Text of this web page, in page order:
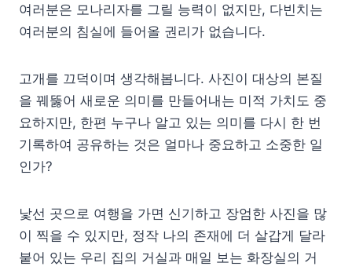
여러분은 모나리자를 그릴 능력이 없지만, 다빈치는
여러분의 침실에 들어올 권리가 없습니다.
고개를 끄덕이며 생각해봅니다. 사진이 대상의 본질
을 꿰뚫어 새로운 의미를 만들어내는 미적 가치도 중
요하지만, 한편 누구나 알고 있는 의미를 다시 한 번
기록하여 공유하는 것은 얼마나 중요하고 소중한 일
인가?
낯선 곳으로 여행을 가면 신기하고 장엄한 사진을 많
이 찍을 수 있지만, 정작 나의 존재에 더 살갑게 달라
붙어 있는 우리 집의 거실과 매일 보는 화장실의 거